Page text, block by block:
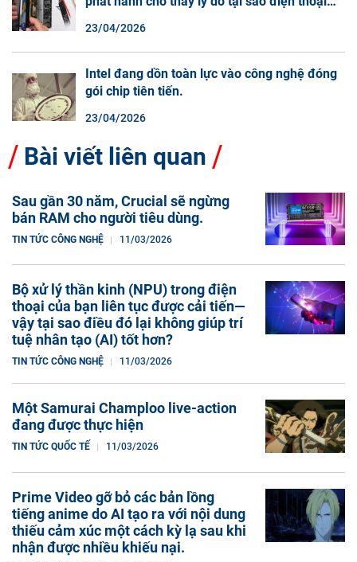
23/04/2026
Intel đang dồn toàn lực vào công nghệ đóng
gói chip tiên tiến.
23/04/2026
Bài viết liên quan
Sau gần 30 năm, Crucial sẽ ngừng
bán RAM cho người tiêu dùng.
TIN TỨC CÔNG NGHỆ 11/03/2026
Bộ xử lý thần kinh (NPU) trong điện
thoại của bạn liên tục được cải tiến—
vậy tại sao điều đó lại không giúp trí
tuệ nhân tạo (AI) tốt hơn?
TIN TỨC CÔNG NGHỆ 11/03/2026
Một Samurai Champloo live-action
đang được thực hiện
TIN TỨC QUỐC TẾ 11/03/2026
Prime Video gỡ bỏ các bản lồng
tiếng anime do AI tạo ra với nội dung
thiếu cảm xúc một cách kỳ lạ sau khi
nhận được nhiều khiếu nại.